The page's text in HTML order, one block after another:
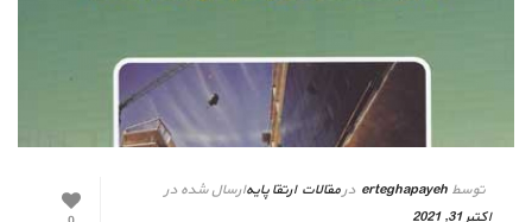
توسط erteghapayeh درمقالات ارتقا پایهارسال شده در
اکتبر 31, 2021